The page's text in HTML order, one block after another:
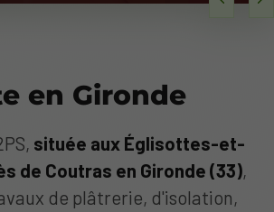
en Gironde
située aux Églisottes-et-
de Coutras en Gironde (33),
de plâtrerie, d'isolation,